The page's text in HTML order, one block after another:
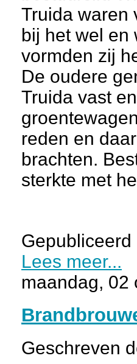
Truida waren
bij het wel en
vormden zij
De oudere
Truida vast
reden en
brachten.
sterkte met
Gepubliceerd
Lees meer...
maandag, 02
Geschreven